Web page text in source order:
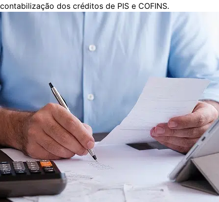
contabilização dos créditos de PIS e COFINS.